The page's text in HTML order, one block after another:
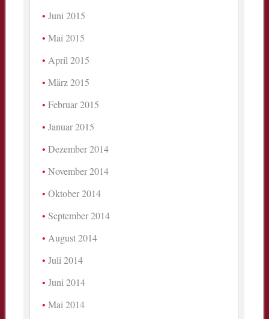
Juni 2015
Mai 2015
April 2015
März 2015
Februar 2015
Januar 2015
Dezember 2014
November 2014
Oktober 2014
September 2014
August 2014
Juli 2014
Juni 2014
Mai 2014